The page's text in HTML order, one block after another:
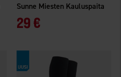
Sunne Miesten Kauluspaita
29 €